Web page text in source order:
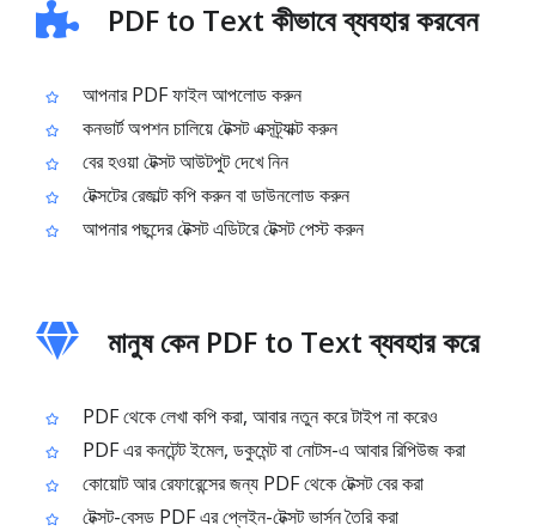
PDF to Text কীভাবে ব্যবহার করবেন
আপনার PDF ফাইল আপলোড করুন
কনভার্ট অপশন চালিয়ে টেক্সট এক্সট্র্যাক্ট করুন
বের হওয়া টেক্সট আউটপুট দেখে নিন
টেক্সটের রেজাল্ট কপি করুন বা ডাউনলোড করুন
আপনার পছন্দের টেক্সট এডিটরে টেক্সট পেস্ট করুন
মানুষ কেন PDF to Text ব্যবহার করে
PDF থেকে লেখা কপি করা, আবার নতুন করে টাইপ না করেও
PDF এর কনটেন্ট ইমেল, ডকুমেন্ট বা নোটস-এ আবার রিপিউজ করা
কোয়োট আর রেফারেন্সের জন্য PDF থেকে টেক্সট বের করা
টেক্সট-বেসড PDF এর প্লেইন-টেক্সট ভার্সন তৈরি করা